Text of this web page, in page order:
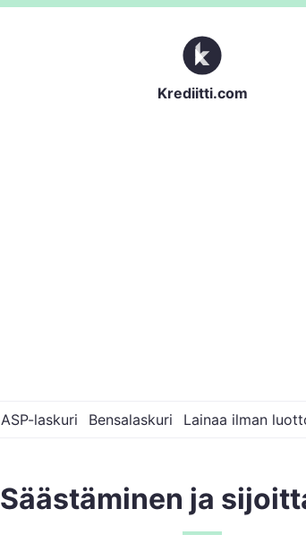
Krediitti.com
ASP-laskuri Bensalaskuri Lainaa ilman
Säästäminen ja